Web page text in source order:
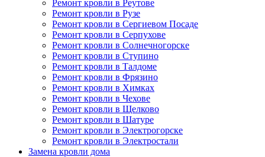
Ремонт кровли в Реутове
Ремонт кровли в Рузе
Ремонт кровли в Сергиевом Посаде
Ремонт кровли в Серпухове
Ремонт кровли в Солнечногорске
Ремонт кровли в Ступино
Ремонт кровли в Талдоме
Ремонт кровли в Фрязино
Ремонт кровли в Химках
Ремонт кровли в Чехове
Ремонт кровли в Щелково
Ремонт кровли в Шатуре
Ремонт кровли в Электрогорске
Ремонт кровли в Электростали
Замена кровли дома